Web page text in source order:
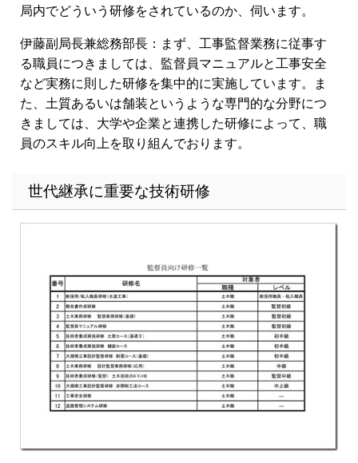
局内でどういう研修をされているのか、伺います。
伊藤副局長兼総務部長：まず、工事監督業務に従事す
る職員につきましては、監督員マニュアルと工事安全
など実務に則した研修を集中的に実施しています。ま
た、土質あるいは舗装というような専門的な分野につ
きましては、大学や企業と連携した研修によって、職
員のスキル向上を取り組んでおります。
世代継承に重要な技術研修